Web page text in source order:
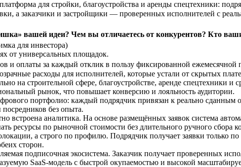
для стройки, благоустройства и аренды спецтехники:
а заказчики и застройщики — проверенных исполнителей с
вашей идеи? Чем вы отличаетесь от конкурентов? Кто
для инвестора)
от универсальных площадок.
и оплаты за каждый отклик в пользу фиксированной
расходы для исполнителей, которые устали от скрытых
на строительной сфере, благоустройстве, аренде спецтехники
рынок, что повышает конверсию и лояльность аудитории.
портфолио: каждый подрядчик привязан к реально
без опыта.
встроена аналитика. На основе размещённых заявок система
ресурсы по рыночной стоимости без длительного ручного сбора
а строго по профилю. Подрядчик получает заявки только
сторон.
подписочная экосистема. Заказчик получает проверенных
SaaS-модель с быстрой окупаемостью и высокой